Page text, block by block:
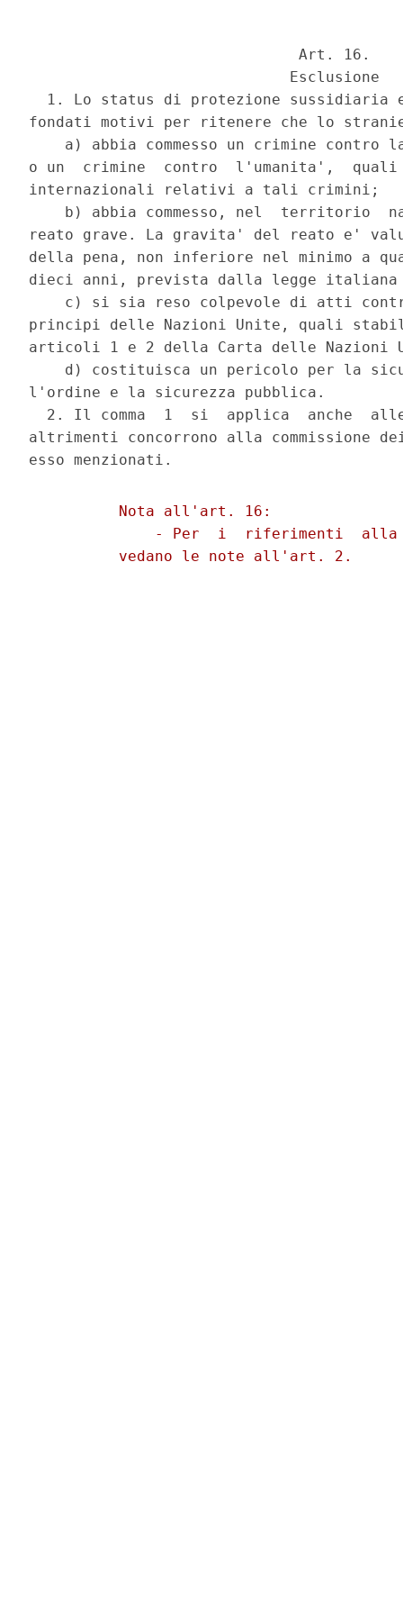
                              Art. 16.
                             Esclusione
1. Lo status di protezione sussidiaria
fondati motivi per ritenere che lo
a) abbia commesso un crimine contro
o un  crimine  contro  l'umanita',
internazionali relativi a tali crimini;
b) abbia commesso, nel  territorio
reato grave. La gravita' del reato e'
della pena, non inferiore nel minimo a
dieci anni, prevista dalla legge
c) si sia reso colpevole di atti
principi delle Nazioni Unite, quali
articoli 1 e 2 della Carta delle Nazioni
d) costituisca un pericolo per la
l'ordine e la sicurezza pubblica.
2. Il comma  1  si  applica  anche
altrimenti concorrono alla
          Nota all'art. 16:
- Per  i  riferimenti